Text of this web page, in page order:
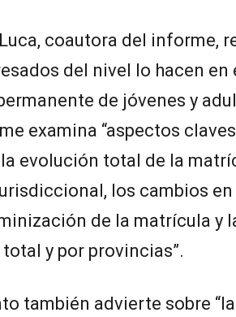
coautora del informe,
del nivel lo hacen
de jóvenes y
examina “aspectos
evolución total de la
los cambios
de la matrícula y
y por provincias”.
también advierte sobre